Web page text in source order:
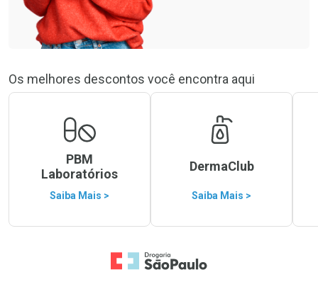
Os melhores descontos você encontra aqui
PBM
Laboratórios
Saiba Mais >
DermaClub
Saiba Mais >
Ir para a Home